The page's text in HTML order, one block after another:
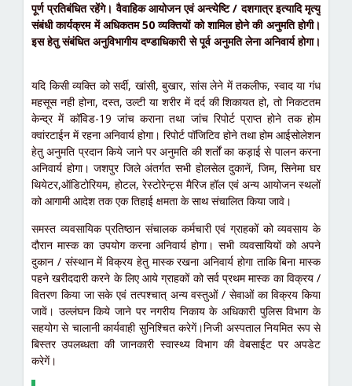
पूर्ण प्रतिबंधित रहेंगे। वैवाहिक आयोजन एवं अन्त्येष्टि / दशगात्र इत्यादि मृत्यु
संबंधी कार्यक्रम में अधिकतम 50 व्यक्तियों को शामिल होने की अनुमति होगी।
इस हेतु संबंधित अनुविभागीय दण्डाधिकारी से पूर्व अनुमति लेना अनिवार्य होगा।
यदि किसी व्यक्ति को सर्दी, खांसी, बुखार, सांस लेने में तकलीफ, स्वाद या गंध
महसूस नही होना, दस्त, उल्टी या शरीर में दर्द की शिकायत हो, तो निकटतम
केन्द्र में कॉविड-19 जांच कराना तथा जांच रिपोर्ट प्राप्त होने तक होम
क्वांरटाईन में रहना अनिवार्य होगा। रिपोर्ट पॉजिटिव होने तथा होम आईसोलेशन
हेतु अनुमति प्रदान किये जाने पर अनुमति की शर्तों का कड़ाई से पालन करना
अनिवार्य होगा। जशपुर जिले अंतर्गत सभी होलसेल दुकानें, जिम, सिनेमा घर
थियेटर,ऑडिटोरियम, होटल, रेस्टोरेन्ट्स मैरिज हॉल एवं अन्य आयोजन स्थलों
को आगामी आदेश तक एक तिहाई क्षमता के साथ संचालित किया जावे।
समस्त व्यवसायिक प्रतिष्ठान संचालक कर्मचारी एवं ग्राहकों को व्यवसाय के
दौरान मास्क का उपयोग करना अनिवार्य होगा। सभी व्यवसायियों को अपने
दुकान / संस्थान में विक्रय हेतु मास्क रखना अनिवार्य होगा ताकि बिना मास्क
पहने खरीददारी करने के लिए आये ग्राहकों को सर्व प्रथम मास्क का विक्रय /
वितरण किया जा सके एवं तत्पश्चात् अन्य वस्तुओं / सेवाओं का विक्रय किया
जावें। उल्लंघन किये जाने पर नगरीय निकाय के अधिकारी पुलिस विभाग के
सहयोग से चालानी कार्यवाही सुनिश्चित करेगें।निजी अस्पताल नियमित रूप से
बिस्तर उपलब्धता की जानकारी स्वास्थ्य विभाग की वेबसाईट पर अपडेट
करेगें।